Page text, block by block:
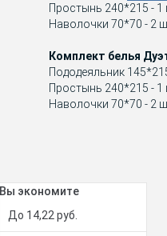
Простынь 240*215 - 1
Наволочки 70*70 - 2
Комплект белья
Пододеяльник
Простынь 240*215 - 1
Наволочки 70*70 - 2
Вы экономите
До 14,22 руб.